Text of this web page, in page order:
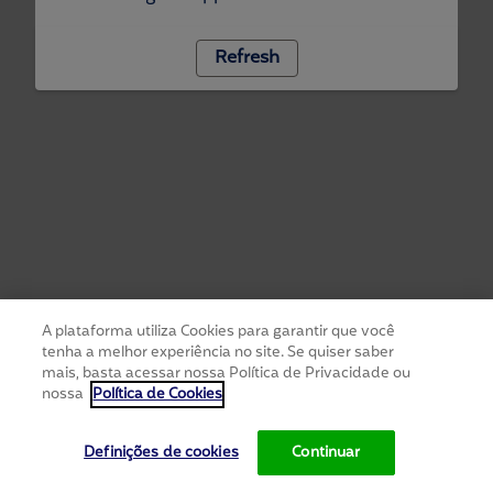
Refresh
A plataforma utiliza Cookies para garantir que você
tenha a melhor experiência no site. Se quiser saber
mais, basta acessar nossa Política de Privacidade ou
nossa Política de Cookies
Definições de cookies Continuar